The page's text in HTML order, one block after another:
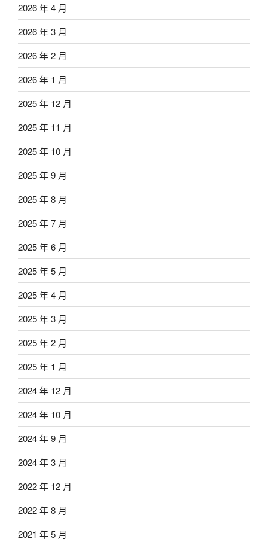
2026 年 4 月
2026 年 3 月
2026 年 2 月
2026 年 1 月
2025 年 12 月
2025 年 11 月
2025 年 10 月
2025 年 9 月
2025 年 8 月
2025 年 7 月
2025 年 6 月
2025 年 5 月
2025 年 4 月
2025 年 3 月
2025 年 2 月
2025 年 1 月
2024 年 12 月
2024 年 10 月
2024 年 9 月
2024 年 3 月
2022 年 12 月
2022 年 8 月
2021 年 5 月